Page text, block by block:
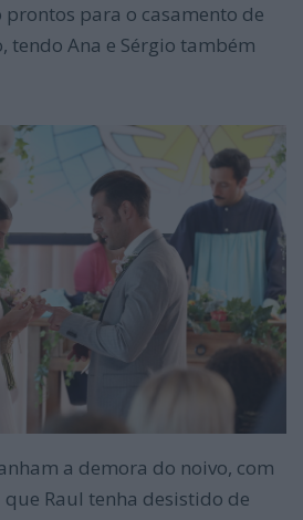
para o casamento de
tendo Ana e Sérgio também
a demora do noivo, com
Raul tenha desistido de